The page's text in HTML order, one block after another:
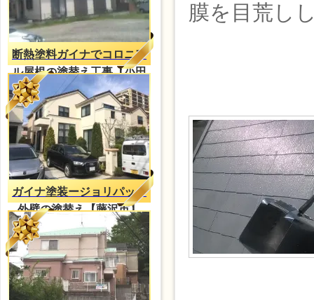
断熱塗料ガイナでコロニア
ル屋根の塗替え工事【小田
原市】
ガイナ塗装ージョリパット
外壁の塗替え【藤沢市】
膜を目荒し